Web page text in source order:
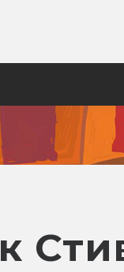
бояться